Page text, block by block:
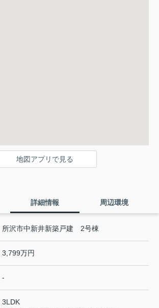
地図アプリで見る
詳細情報 周辺環境
所沢市中新井新築戸建 2号棟
3,799万円
-
3LDK